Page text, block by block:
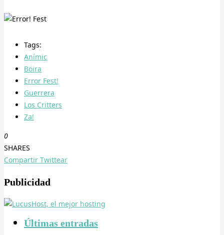
Tags:
Anímic
Böira
Error Fest!
Guerrera
Los Critters
Za!
0
SHARES
Compartir Twittear
Publicidad
Últimas entradas